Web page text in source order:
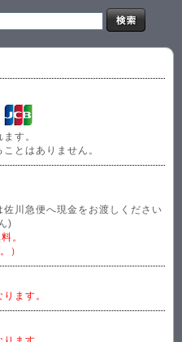
す。
とはありません。
川急便へ現金をお渡しください
)
。
）
ます。
ます。